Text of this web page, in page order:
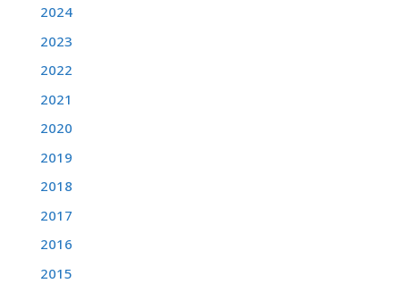
2024
2023
2022
2021
2020
2019
2018
2017
2016
2015